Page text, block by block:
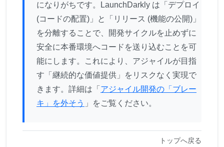
になりがちです。LaunchDarkly は「デプロイ
(コードの配置)」と「リリース (機能の公開)」
を分離することで、開発サイクルを止めずに
安全に本番環境へコードを送り込むことを可
能にします。これにより、アジャイルが目指
す「継続的な価値提供」をリスクなく実現で
きます。詳細は「 アジャイル開発の「ブレー
キ」を外そう 」をご覧ください。
トップへ戻る